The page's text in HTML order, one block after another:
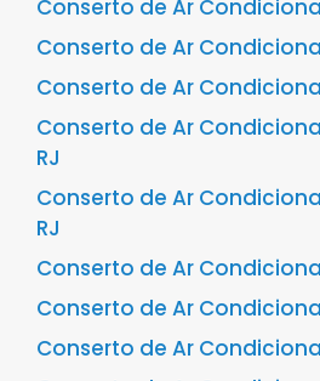
Conserto de Ar
Conserto de Ar
Conserto de Ar
Conserto de Ar
RJ
Conserto de Ar
RJ
Conserto de Ar
Conserto de Ar
Conserto de Ar